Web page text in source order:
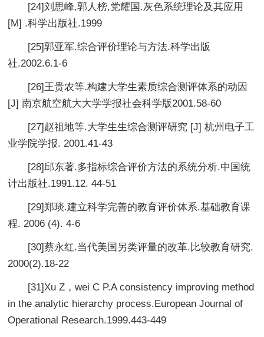
[24]刘思峰,郭人榜,党耀国.灰色系统理论及其应用
[M] .科学出版社.1999
[25]郭亚军.综合评价理论与方法.科学出版
社.2002.6.1-6
[26]王贵农等.构建大学生素质综合测评体系的动因
[J] 南京航空航大大学学报社会科学版2001.58-60
[27]赵祖地等.大学生生综合测评研究 [J] 杭州电子工
业学院学报. 2001.41-43
[28]邱东著.多指标综合评价方法的系统分析.中国统
计出版社.1991.12. 44-51
[29]郑琰.建立科学完善的教育评价体系.基础教育课
程. 2006 (4). 4-6
[30]蔡永红.当代美国另类评量的改革.比较教育研究.
2000(2).18-22
[31]Xu Z，wei C P.A consistency improving method
in the analytic hierarchy process.European Journal of
Operational Research.1999.443-449